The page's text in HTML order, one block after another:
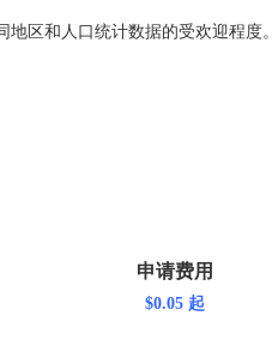
区和人口统计数据的受欢迎程度。
申请费用
$0.05 起